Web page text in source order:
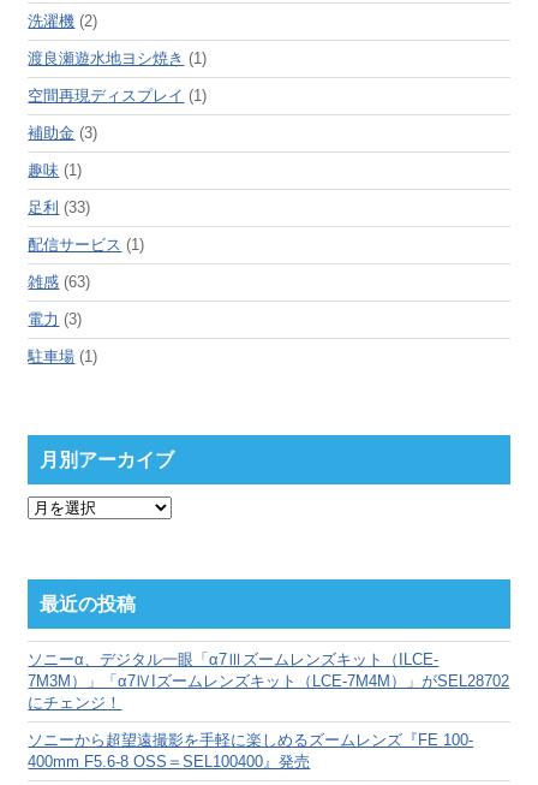
洗濯機 (2)
渡良瀬遊水地ヨシ焼き (1)
空間再現ディスプレイ (1)
補助金 (3)
趣味 (1)
足利 (33)
配信サービス (1)
雑感 (63)
電力 (3)
駐車場 (1)
月別アーカイブ
月
ー
カ
ブ
最近の投稿
ソニーα、デジタル一眼「α7Ⅲズームレンズキット（ILCE-
7M3M）」「α7ⅣIズームレンズキット（LCE-7M4M）」がSEL28702
にチェンジ！
ソニーから超望遠撮影を手軽に楽しめるズームレンズ『FE 100-
400mm F5.6-8 OSS＝SEL100400』発売